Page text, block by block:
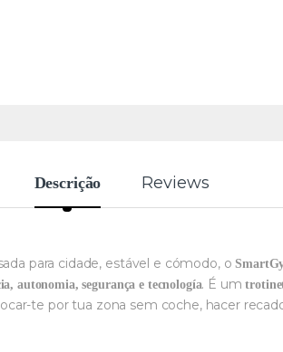
Descrição Reviews
para cidade, estável e cómodo, o
autonomia, segurança e tecnología. É um
te por tua zona sem coche, hacer